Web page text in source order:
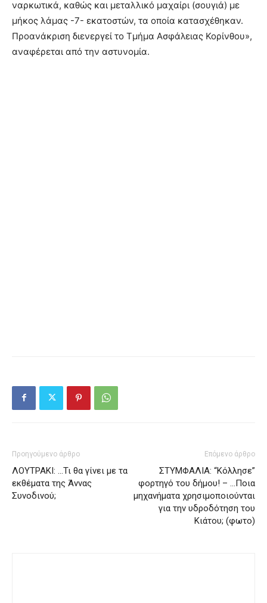
ναρκωτικά, καθώς και μεταλλικό μαχαίρι (σουγιά) με
μήκος λάμας -7- εκατοστών, τα οποία κατασχέθηκαν.
Προανάκριση διενεργεί το Τμήμα Ασφάλειας Κορίνθου»,
αναφέρεται από την αστυνομία.
Προηγούμενο άρθρο
ΛΟΥΤΡΑΚΙ: …Τι θα γίνει με τα
εκθέματα της Άννας
Συνοδινού;
Επόμενο άρθρο
ΣΤΥΜΦΑΛΙΑ: “Κόλλησε”
φορτηγό του δήμου! – …Ποια
μηχανήματα χρησιμοποιούνται
για την υδροδότηση του
Κιάτου; (φωτο)